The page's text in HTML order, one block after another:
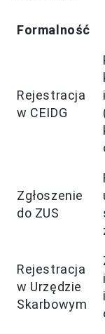
Formalność
Rejestracja
w CEIDG
Zgłoszenie
do ZUS
Rejestracja
w Urzędzie
Skarbowym